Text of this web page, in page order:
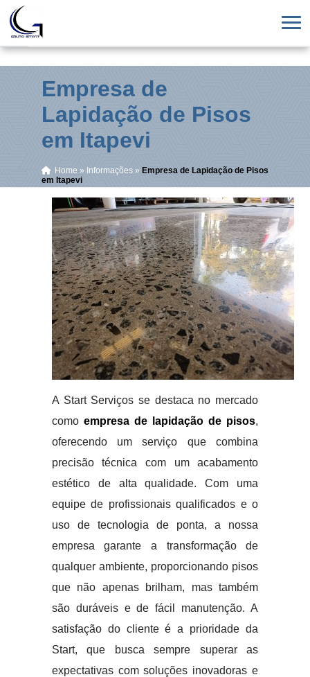
Empresa de
Lapidação de Pisos
em Itapevi
Home » Informações » Empresa de Lapidação de Pisos
em Itapevi
A Start Serviços se destaca no mercado
como empresa de lapidação de pisos,
oferecendo um serviço que combina
precisão técnica com um acabamento
estético de alta qualidade. Com uma
equipe de profissionais qualificados e o
uso de tecnologia de ponta, a nossa
empresa garante a transformação de
qualquer ambiente, proporcionando pisos
que não apenas brilham, mas também
são duráveis e de fácil manutenção. A
satisfação do cliente é a prioridade da
Start, que busca sempre superar as
expectativas com soluções inovadoras e